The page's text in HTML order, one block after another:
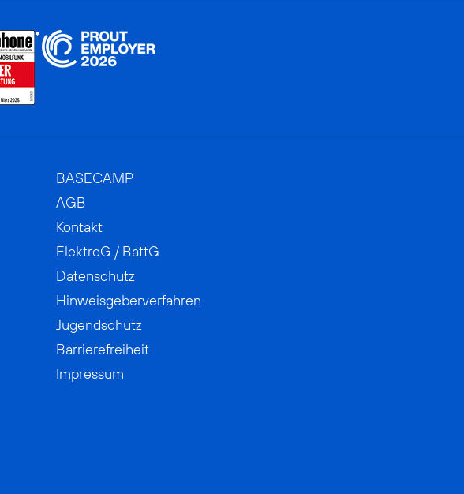
BASECAMP
AGB
Kontakt
ElektroG / BattG
Datenschutz
Hinweisgeberverfahren
Jugendschutz
Barrierefreiheit
Impressum